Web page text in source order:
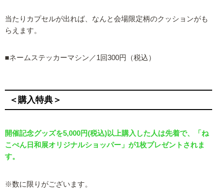
当たりカプセルが出れば、なんと会場限定柄のクッションがも
らえます。
■ネームステッカーマシン／1回300円（税込）
＜購入特典＞
開催記念グッズを5,000円(税込)以上購入した人は先着で、「ね
こぺん日和展オリジナルショッパー」が1枚プレゼントされま
す。
※数に限りがございます。